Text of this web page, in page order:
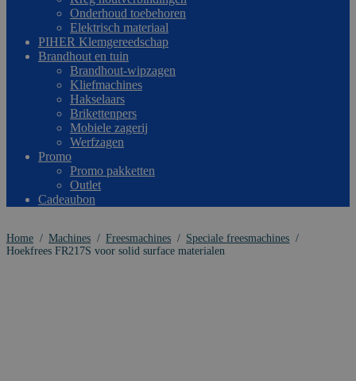
Onderhoud toebehoren
Elektrisch materiaal
PIHER Klemgereedschap
Brandhout en tuin
Brandhout-wipzagen
Kliefmachines
Hakselaars
Brikettenpers
Mobiele zagerij
Werfzagen
Promo
Promo pakketten
Outlet
Cadeaubon
Home / Machines / Freesmachines / Speciale freesmachines /
Hoekfrees FR217S voor solid surface materialen